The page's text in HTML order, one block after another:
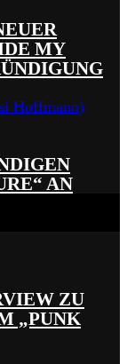
MY
AN
ZU
„PUNK